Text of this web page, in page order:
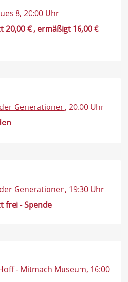
8, 20:00 Uhr
20,00 €, ermäßigt 16,00 €
Generationen, 20:00 Uhr
Generationen, 19:30 Uhr
frei - Spende
- Mitmach Museum, 16:00